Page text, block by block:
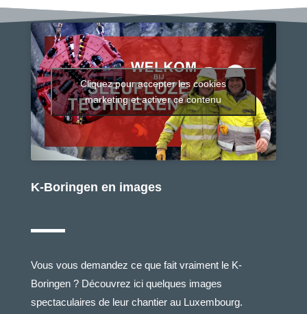
Cliquez pour accepter les cookies
marketing et activer ce contenu
K-Boringen en images
Vous vous demandez ce que fait vraiment le K-
Boringen ? Découvrez ici quelques images
spectaculaires de leur chantier au Luxembourg.